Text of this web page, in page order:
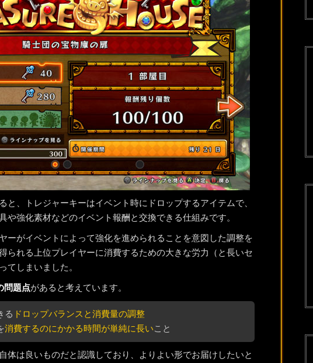
と、トレジャーキーはイベント時にドロップするアイテムで、
や強化素材などのイベント報酬と交換できる仕組みです。
ーがイベントによって強化を進められることを意図した調整を
られる上位プレイヤーに消費するための大きな労力（と長いセ
てしまいました。
問題点があると考えています。
る ドロップバランスと消費量の調整
消費するのにかかる時間が単純に長いこと
体は良いものだと認識しており、よりよい形でお届けしたいと